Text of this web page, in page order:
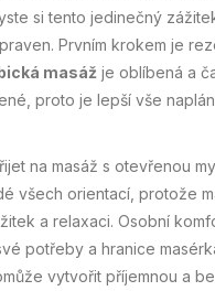
si tento jedinečný
Prvním krokem je
masáž je oblíbená a
proto je lepší vše
na masáž s otevřenou
všech orientací, protože
a relaxaci. Osobní
potřeby a hranice
vytvořit příjemnou a